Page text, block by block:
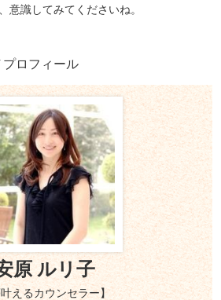
意識してみてくださいね。
プロフィール
原 ルリ子
えるカウンセラー】